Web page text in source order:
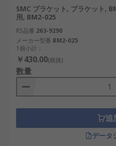
SMC ブラケット, ブラケット,
用, BM2-025
RS品番 263-9290
メーカー型番 BM2-025
1個小計：
￥430.00(税抜)
数量
追
データ